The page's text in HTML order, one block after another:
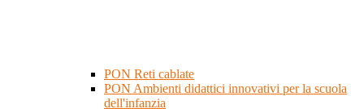
PON Reti cablate
PON Ambienti didattici innovativi per la scuola
dell'infanzia